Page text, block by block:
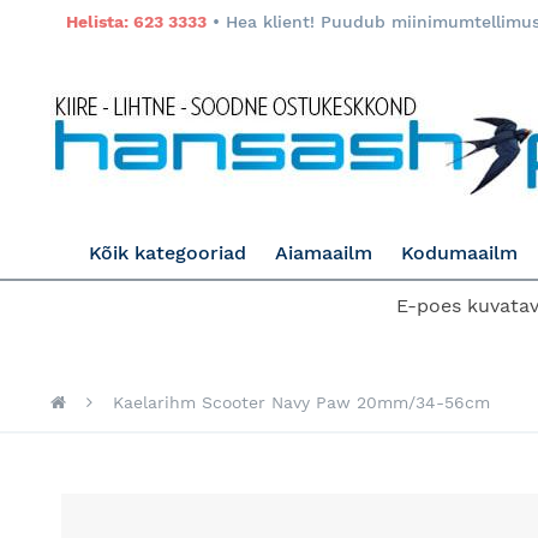
Helista: 623 3333 • Hea klient! Puudub
Kõik kategooriad Aiamaailm Kodumaailm
E-poes
Kaelarihm Scooter Navy Paw 20mm/34-56cm